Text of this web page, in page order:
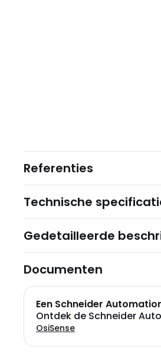
Referenties
Technische
Gedetailleerde
Documenten
Een Schneider
Ontdek de Schneider
OsiSense